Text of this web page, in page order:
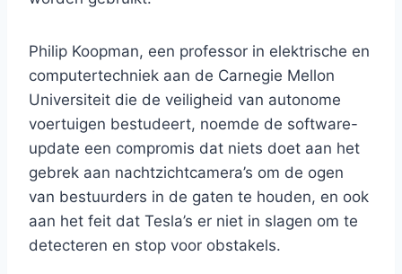
Philip Koopman, een professor in elektrische en
computertechniek aan de Carnegie Mellon
Universiteit die de veiligheid van autonome
voertuigen bestudeert, noemde de software-
update een compromis dat niets doet aan het
gebrek aan nachtzichtcamera’s om de ogen
van bestuurders in de gaten te houden, en ook
aan het feit dat Tesla’s er niet in slagen om te
detecteren en stop voor obstakels.